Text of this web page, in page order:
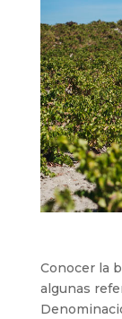
Conocer la
algunas